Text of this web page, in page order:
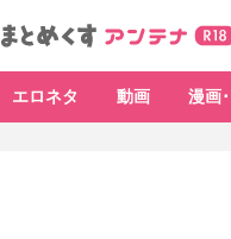
エロネタ 動画 漫画